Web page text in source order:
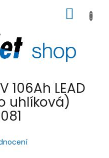
KOŠÍK
106Ah LEAD
uhlíková)